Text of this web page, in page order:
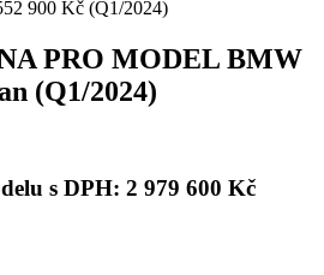
900 Kč (Q1/2024)
PRO MODEL BMW
(Q1/2024)
s DPH: 2 979 600 Kč